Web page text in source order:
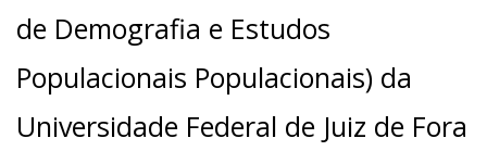
de Demografia e Estudos
Populacionais Populacionais) da
Universidade Federal de Juiz de Fora